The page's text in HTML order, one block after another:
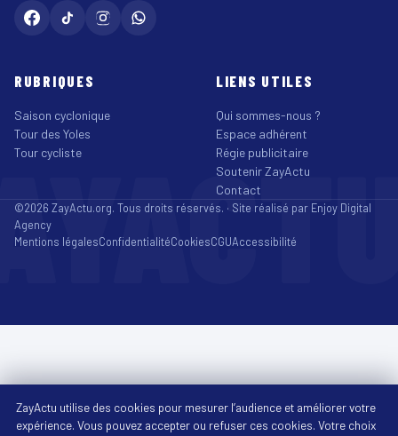
RUBRIQUES
Saison cyclonique
Tour des Yoles
Tour cycliste
LIENS UTILES
Qui sommes-nous ?
Espace adhérent
Régie publicitaire
Soutenir ZayActu
Contact
©2026 ZayActu.org. Tous droits réservés. · Site réalisé par Enjoy Digital
Agency
Mentions légalesConfidentialitéCookiesCGUAccessibilité
ZayActu utilise des cookies pour mesurer l’audience et améliorer votre
expérience. Vous pouvez accepter ou refuser ces cookies. Votre choix